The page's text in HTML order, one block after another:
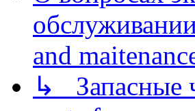
and
↳ Запасные